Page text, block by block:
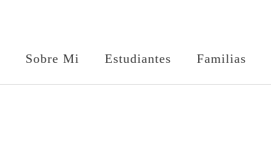
Sobre Mi Estudiantes Familias